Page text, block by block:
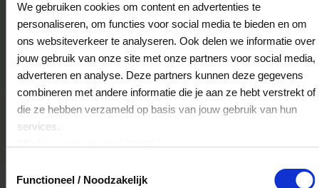
We gebruiken cookies om content en advertenties te
personaliseren, om functies voor social media te bieden en om
ons websiteverkeer te analyseren. Ook delen we informatie over
jouw gebruik van onze site met onze partners voor social media,
adverteren en analyse. Deze partners kunnen deze gegevens
combineren met andere informatie die je aan ze hebt verstrekt of
die ze hebben verzameld op basis van jouw gebruik van hun
services.
Functioneel / Noodzakelijk
Siebel Juweliers Utrecht
Bakkerstraat 27-29
3511JV UTRECHT
Siebel Juweliers Groningen
Herestraat 46